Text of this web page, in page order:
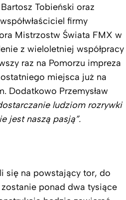
Tobieński oraz
firmy
Mistrzostw Świata FMX w
z wieloletniej współpracy
raz na Pomorzu impreza
miejsca już na
Dodatkowo Przemysław
ludziom rozrywki
jest naszą pasją”.
się na powstający tor, do
ponad dwa tysiące